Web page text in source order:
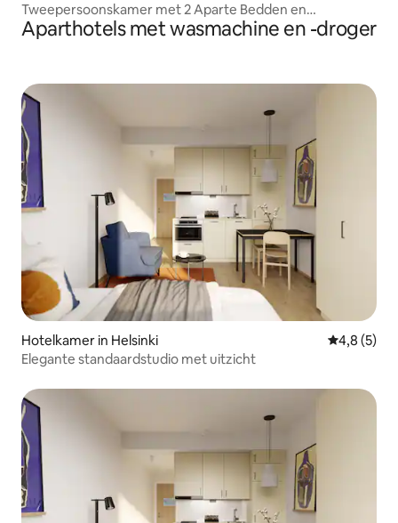
Tweepersoonskamer met 2 Aparte Bedden en
Kitchenette
Aparthotels met wasmachine en -droger
Hotelkamer in Helsinki
4,8 (5)
Elegante standaardstudio met uitzicht